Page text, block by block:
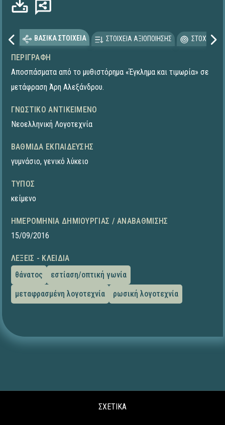
ΒΑΣΙΚΑ ΣΤΟΙΧΕΙΑ ΣΤΟΙΧΕΙΑ ΑΞΙΟΠΟΙΗΣΗΣ
ΠΕΡΙΓΡΑΦΉ
Αποσπάσματα από το μυθιστόρημα «Έγκλημα και τιμωρία» σε
μετάφραση Άρη Αλεξάνδρου.
ΓΝΩΣΤΙΚΌ ΑΝΤΙΚΕΊΜΕΝΟ
Νεοελληνική Λογοτεχνία
ΒΑΘΜΊΔΑ ΕΚΠΑΊΔΕΥΣΗΣ
γυμνάσιο, γενικό λύκειο
ΤΎΠΟΣ
κείμενο
ΗΜΕΡΟΜΗΝΊΑ ΔΗΜΙΟΥΡΓΊΑΣ / ΑΝΑΒΆΘΜΙΣΗΣ
15/09/2016
ΛΈΞΕΙΣ - ΚΛΕΙΔΙΆ
θάνατος
εστίαση/οπτική γωνία
μεταφρασμένη λογοτεχνία
ρωσική λογοτεχνία
ΣΧΕΤΙΚΑ